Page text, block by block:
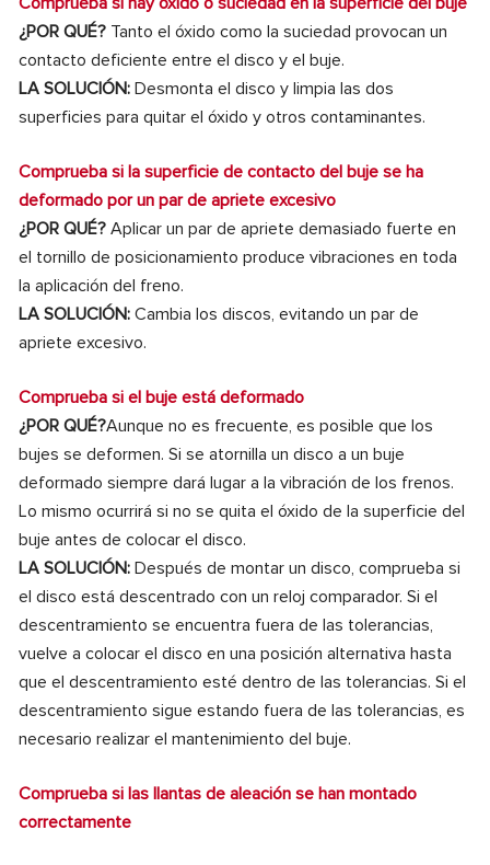
¿POR QUÉ? Tanto el óxido como la suciedad provocan un
contacto deficiente entre el disco y el buje.
LA SOLUCIÓN: Desmonta el disco y limpia las dos
superficies para quitar el óxido y otros contaminantes.
Comprueba si la superficie de contacto del buje se ha
deformado por un par de apriete excesivo
¿POR QUÉ? Aplicar un par de apriete demasiado fuerte en
el tornillo de posicionamiento produce vibraciones en toda
la aplicación del freno.
LA SOLUCIÓN: Cambia los discos, evitando un par de
apriete excesivo.
Comprueba si el buje está deformado
¿POR QUÉ?Aunque no es frecuente, es posible que los
bujes se deformen. Si se atornilla un disco a un buje
deformado siempre dará lugar a la vibración de los frenos.
Lo mismo ocurrirá si no se quita el óxido de la superficie del
buje antes de colocar el disco.
LA SOLUCIÓN: Después de montar un disco, comprueba si
el disco está descentrado con un reloj comparador. Si el
descentramiento se encuentra fuera de las tolerancias,
vuelve a colocar el disco en una posición alternativa hasta
que el descentramiento esté dentro de las tolerancias. Si el
descentramiento sigue estando fuera de las tolerancias, es
necesario realizar el mantenimiento del buje.
Comprueba si las llantas de aleación se han montado
correctamente